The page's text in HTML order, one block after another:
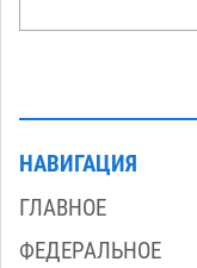
НАВИГАЦИЯ
ГЛАВНОЕ
ФЕДЕРАЛЬНОЕ